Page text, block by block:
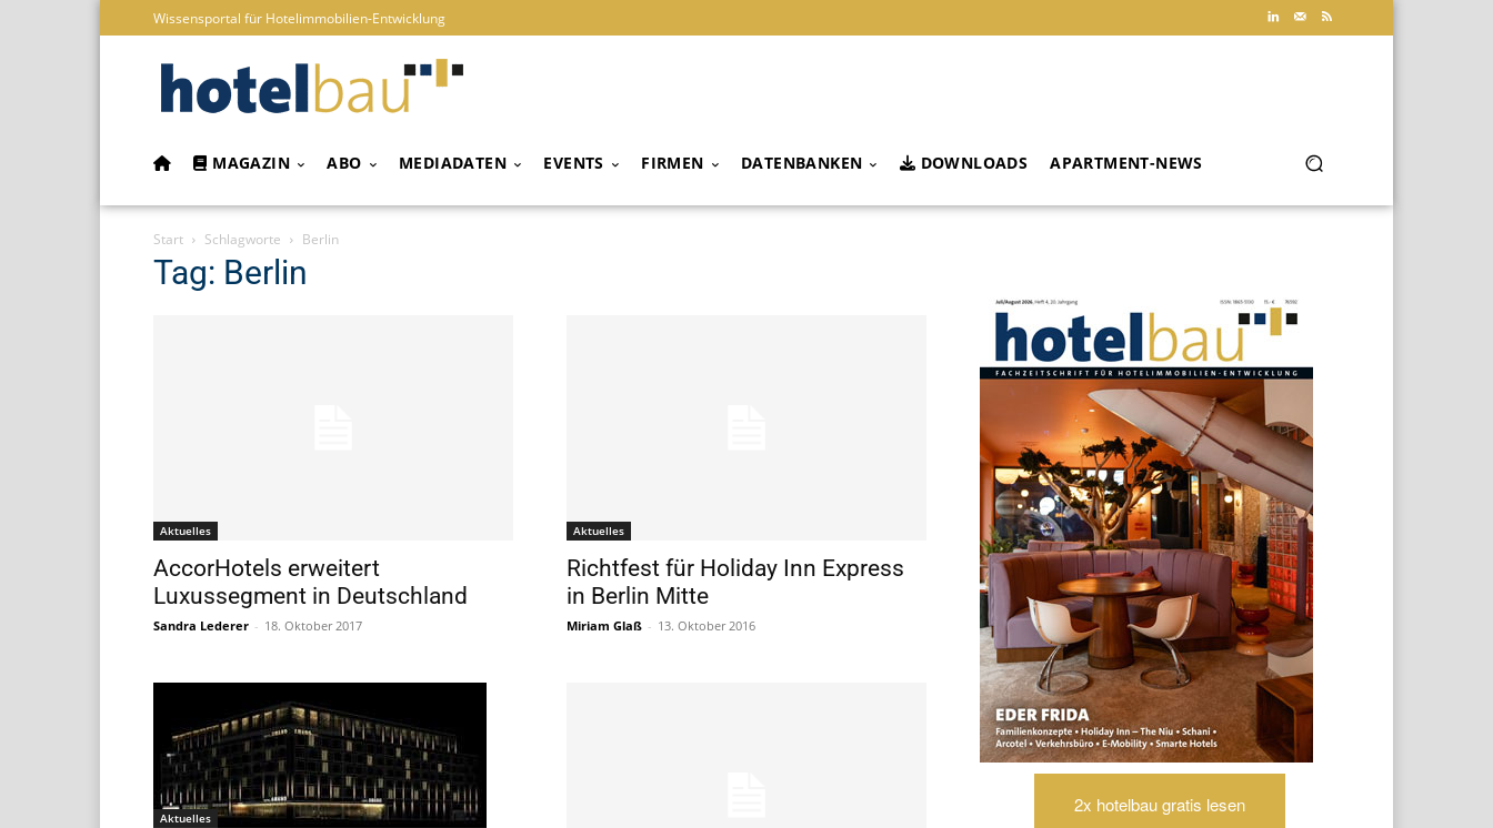
Wissensportal für Hotelimmobilien-Entwicklung
MAGAZIN ABO MEDIADATEN EVENTS FIRMEN DATENBANKEN DOWNLOADS APARTMENT-NEWS
Start Schlagworte Berlin
Tag: Berlin
Aktuelles
AccorHotels erweitert
Luxussegment in Deutschland
Sandra Lederer - 18. Oktober 2017
Aktuelles
Richtfest für Holiday Inn Express
in Berlin Mitte
Miriam Glaß - 13. Oktober 2016
Aktuelles
2x hotelbau gratis lesen